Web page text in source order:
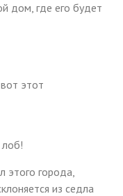
дом, где его будет
этот
этого города,
из седла